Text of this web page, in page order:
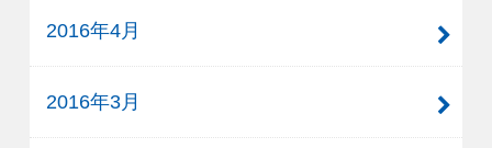
2016年4月
2016年3月